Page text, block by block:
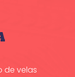
de velas